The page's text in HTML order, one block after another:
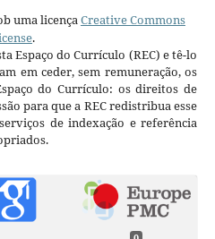
uma licençaCreative Commons
.
Espaço do Currículo (REC) e tê-lo
em ceder, sem remuneração, os
do Currículo: os direitos de
para que a REC redistribua esse
de indexação e referência